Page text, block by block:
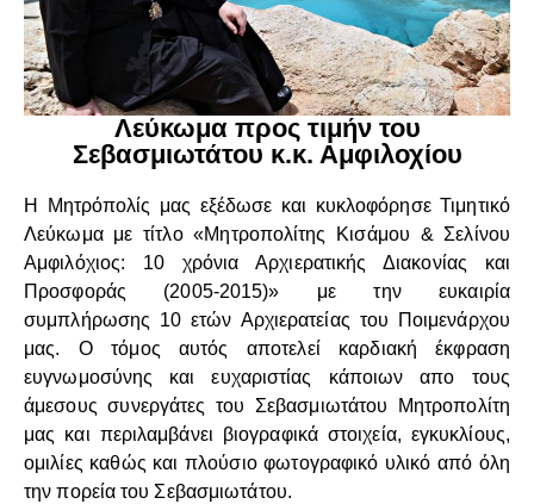
Λεύκωμα προς τιμήν του
Σεβασμιωτάτου κ.κ. Αμφιλοχίου
Η Μητρόπολίς μας εξέδωσε και κυκλοφόρησε Τιμητικό
Λεύκωμα με τίτλο «Μητροπολίτης Κισάμου & Σελίνου
Αμφιλόχιος: 10 χρόνια Αρχιερατικής Διακονίας και
Προσφοράς (2005-2015)» με την ευκαιρία
συμπλήρωσης 10 ετών Αρχιερατείας του Ποιμενάρχου
μας. Ο τόμος αυτός αποτελεί καρδιακή έκφραση
ευγνωμοσύνης και ευχαριστίας κάποιων απο τους
άμεσους συνεργάτες του Σεβασμιωτάτου Μητροπολίτη
μας και περιλαμβάνει βιογραφικά στοιχεία, εγκυκλίους,
ομιλίες καθώς και πλούσιο φωτογραφικό υλικό από όλη
την πορεία του Σεβασμιωτάτου.